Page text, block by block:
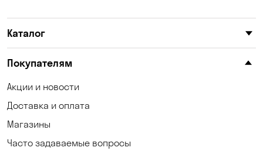
Киев
Княжичи
Котовка
Каталог
Покупателям
Акции и новости
Доставка и оплата
Магазины
Часто задаваемые вопросы